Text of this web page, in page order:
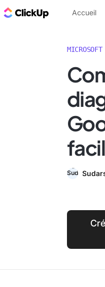
ClickUp Blog
Accueil
MICROSOFT